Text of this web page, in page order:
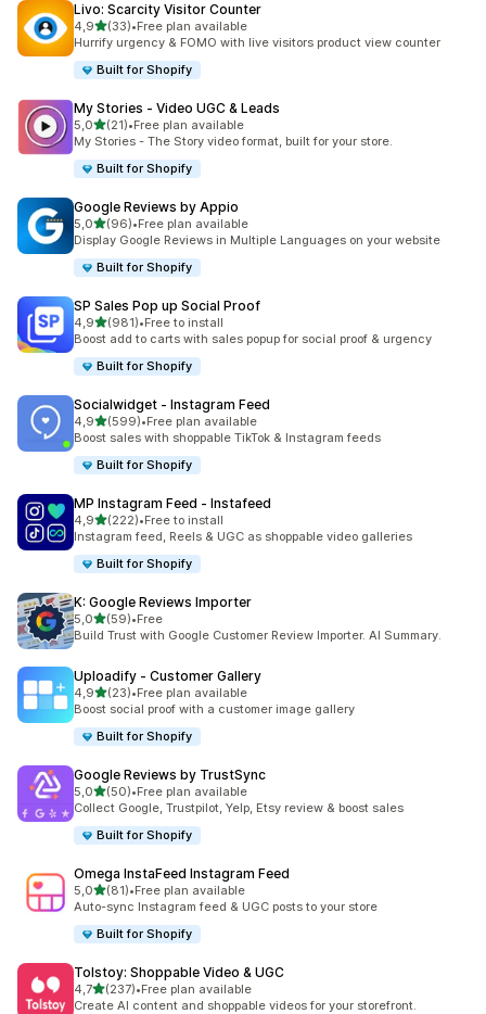
Livo: Scarcity Visitor Counter
4,9z 5 hvězd
(33)
Celkový počet recenzí: 33
•Free plan available
Hurrify urgency & FOMO with live visitors product view counter
Built for Shopify
My Stories ‑ Video UGC & Leads
5,0z 5 hvězd
(21)
Celkový počet recenzí: 21
•Free plan available
My Stories - The Story video format, built for your store.
Built for Shopify
Google Reviews by Appio
5,0z 5 hvězd
(96)
Celkový počet recenzí: 96
•Free plan available
Display Google Reviews in Multiple Languages on your website
Built for Shopify
SP Sales Pop up Social Proof
4,9z 5 hvězd
(981)
Celkový počet recenzí: 981
•Free to install
Boost add to carts with sales popup for social proof & urgency
Built for Shopify
Socialwidget ‑ Instagram Feed
4,9z 5 hvězd
(599)
Celkový počet recenzí: 599
•Free plan available
Boost sales with shoppable TikTok & Instagram feeds
Built for Shopify
MP Instagram Feed ‑ Instafeed
4,9z 5 hvězd
(222)
Celkový počet recenzí: 222
•Free to install
Instagram feed, Reels & UGC as shoppable video galleries
Built for Shopify
K: Google Reviews Importer
5,0z 5 hvězd
(59)
Celkový počet recenzí: 59
•Free
Build Trust with Google Customer Review Importer. AI Summary.
Uploadify ‑ Customer Gallery
4,9z 5 hvězd
(23)
Celkový počet recenzí: 23
•Free plan available
Boost social proof with a customer image gallery
Built for Shopify
Google Reviews by TrustSync
5,0z 5 hvězd
(50)
Celkový počet recenzí: 50
•Free plan available
Collect Google, Trustpilot, Yelp, Etsy review & boost sales
Built for Shopify
Omega InstaFeed Instagram Feed
5,0z 5 hvězd
(81)
Celkový počet recenzí: 81
•Free plan available
Auto-sync Instagram feed & UGC posts to your store
Built for Shopify
Tolstoy: Shoppable Video & UGC
4,7z 5 hvězd
(237)
Celkový počet recenzí: 237
•Free plan available
Create AI content and shoppable videos for your storefront.